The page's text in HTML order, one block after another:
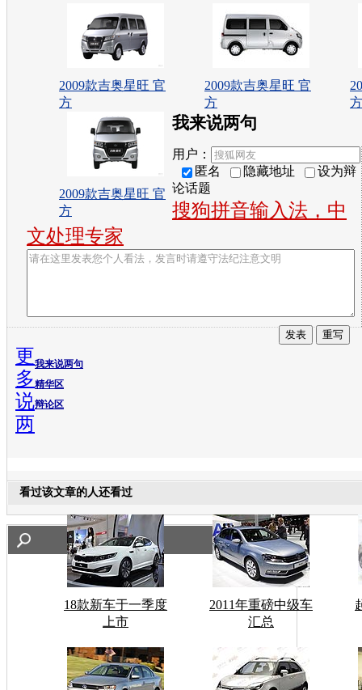
2009款吉奥星旺 官
方
2009款吉奥星旺 官
方
方
2009款吉奥星旺 官
方
我来说两句
用户：
匿名
隐藏地址
设为辩
论话题
搜狗拼音输入法，中
文处理专家
我来说两句
精华区
辩论区
更
多
说
两
看过该文章的人还看过
18款新车于一季度
上市
2011年重磅中级车
汇总